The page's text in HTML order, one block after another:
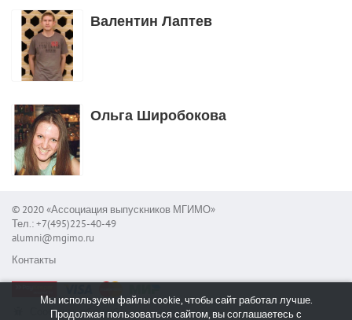
Валентин Лаптев
Ольга Широбокова
© 2020 «Ассоциация выпускников МГИМО»
Тел.: +7(495)225-40-49
alumni@mgimo.ru
Контакты
Сообщить об ошибке
Мы используем файлы cookie, чтобы сайт работал лучше.
Продолжая пользоваться сайтом, вы соглашаетесь с